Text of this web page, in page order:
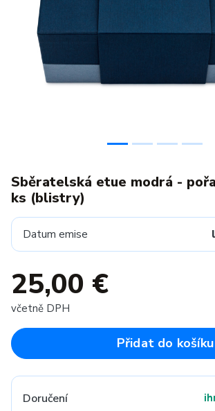
Previous
Sběratelská etue modrá -
ks (blistry)
Datum emise
25,00 €
včetně DPH
Přidat do košíku
Doručení